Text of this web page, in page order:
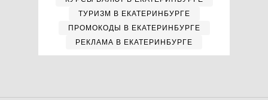
ТУРИЗМ В ЕКАТЕРИНБУРГЕ
ПРОМОКОДЫ В ЕКАТЕРИНБУРГЕ
РЕКЛАМА В ЕКАТЕРИНБУРГЕ